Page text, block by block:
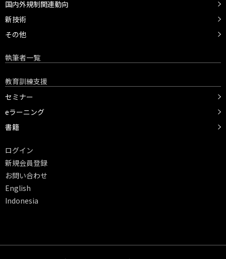
国内外規制関連動向
新技術
その他
執筆者一覧
教育訓練支援
セミナー
eラーニング
書籍
ログイン
新規会員登録
お問い合わせ
English
Indonesia